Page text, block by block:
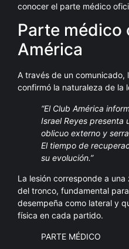
conocer el parte médico
Parte médico
América
A través de un comunicado,
confirmó la naturaleza de la
“El Club América
Israel Reyes presenta
oblicuo externo y
El tiempo de
su evolución.”
La lesión corresponde a
del tronco, fundamental
desempeña como lateral y
física en cada partido.
PARTE MÉDICO